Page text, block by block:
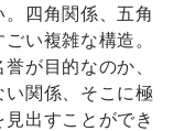
四角関係、五角
い複雑な構造。
が目的なのか、
関係、そこに極
出すことができ